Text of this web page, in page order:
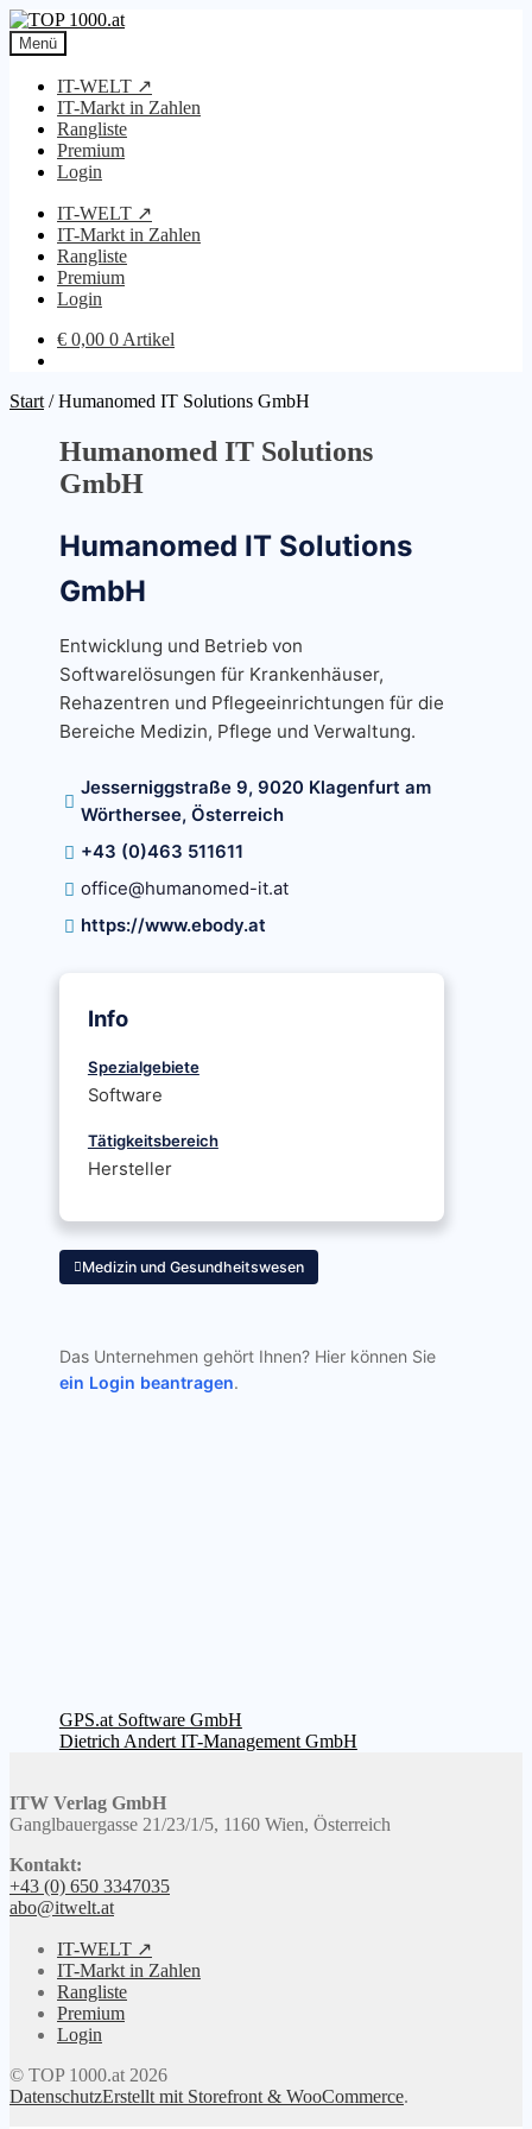
Zur
Navigation
springen
Zum
Inhalt
springen
Menü
IT-WELT ↗
IT-Markt in Zahlen
Rangliste
Premium
Login
IT-WELT ↗
IT-Markt in Zahlen
Rangliste
Premium
Login
€ 0,00 0 Artikel
Start /Humanomed IT Solutions GmbH
Humanomed IT Solutions
GmbH
Humanomed IT Solutions
GmbH
Entwicklung und Betrieb von
Softwarelösungen für Krankenhäuser,
Rehazentren und Pflegeeinrichtungen für die
Bereiche Medizin, Pflege und Verwaltung.
Jesserniggstraße 9, 9020 Klagenfurt am
Wörthersee, Österreich
+43 (0)463 511611
office@humanomed-it.at
https://www.ebody.at
Info
Spezialgebiete
Software
Tätigkeitsbereich
Hersteller
Medizin und Gesundheitswesen
Das Unternehmen gehört Ihnen? Hier können Sie
ein Login beantragen.
Beitragsnavigation
Vorheriger
Beitrag:
GPS.at Software GmbH
Nächster
Dietrich Andert IT-Management GmbH
ITW Verlag GmbH
Ganglbauergasse 21/23/1/5, 1160 Wien, Österreich
Kontakt:
+43 (0) 650 3347035
abo@itwelt.at
IT-WELT ↗
IT-Markt in Zahlen
Rangliste
Premium
Login
© TOP 1000.at 2026
DatenschutzErstellt mit Storefront & WooCommerce.